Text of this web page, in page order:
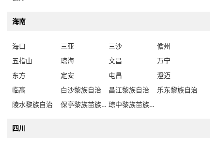
海南
海口 三亚 三沙
儋州
五指山
琼海 文昌
万宁
东方
定安 屯昌
澄迈
临高
白沙黎族自治 昌江黎族自治
乐东黎族自治
陵水黎族自治
保亭黎族苗族自治 琼中黎族苗族自治
四川